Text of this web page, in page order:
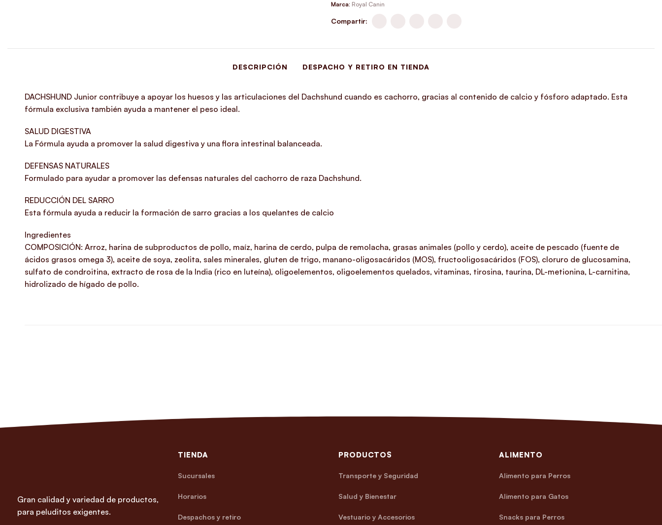
Marca: Royal Canin
Compartir:
DESCRIPCIÓN DESPACHO Y RETIRO EN TIENDA
DACHSHUND Junior contribuye a apoyar los huesos y las articulaciones del Dachshund cuando es cachorro, gracias al contenido de calcio y fósforo adaptado. Esta
fórmula exclusiva también ayuda a mantener el peso ideal.
SALUD DIGESTIVA
La Fórmula ayuda a promover la salud digestiva y una flora intestinal balanceada.
DEFENSAS NATURALES
Formulado para ayudar a promover las defensas naturales del cachorro de raza Dachshund.
REDUCCIÓN DEL SARRO
Esta fórmula ayuda a reducir la formación de sarro gracias a los quelantes de calcio
Ingredientes
COMPOSICIÓN: Arroz, harina de subproductos de pollo, maíz, harina de cerdo, pulpa de remolacha, grasas animales (pollo y cerdo), aceite de pescado (fuente de
ácidos grasos omega 3), aceite de soya, zeolita, sales minerales, gluten de trigo, manano-oligosacáridos (MOS), fructooligosacáridos (FOS), cloruro de glucosamina,
sulfato de condroitina, extracto de rosa de la India (rico en luteína), oligoelementos, oligoelementos quelados, vitaminas, tirosina, taurina, DL-metionina, L-carnitina,
hidrolizado de hígado de pollo.
Gran calidad y variedad de productos,
para peluditos exigentes.
TIENDA
Sucursales
Horarios
Despachos y retiro
PRODUCTOS
Transporte y Seguridad
Salud y Bienestar
Vestuario y Accesorios
ALIMENTO
Alimento para Perros
Alimento para Gatos
Snacks para Perros